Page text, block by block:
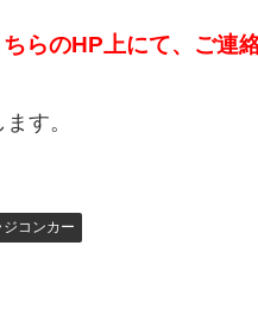
らのHP上にて、ご連絡
す。
ジコンカー